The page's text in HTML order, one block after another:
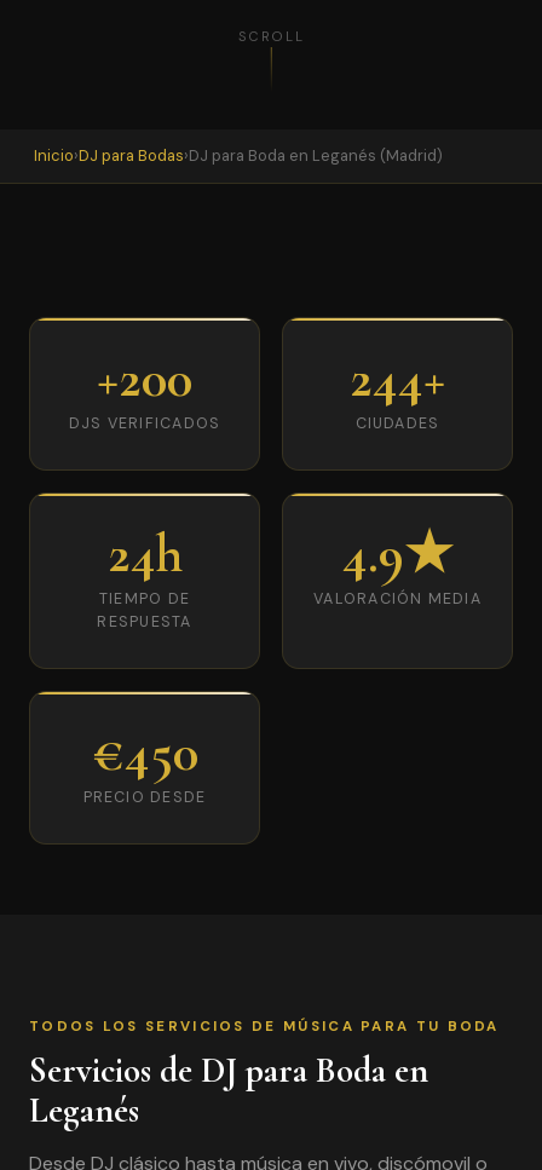
SCROLL
Inicio›DJ para Bodas›DJ para Boda en Leganés (Madrid)
+200
DJS VERIFICADOS
244+
CIUDADES
24h
TIEMPO DE
RESPUESTA
4.9★
VALORACIÓN MEDIA
€450
PRECIO DESDE
TODOS LOS SERVICIOS DE MÚSICA PARA TU BODA
Servicios de DJ para Boda en
Leganés
Desde DJ clásico hasta música en vivo, discómovil o